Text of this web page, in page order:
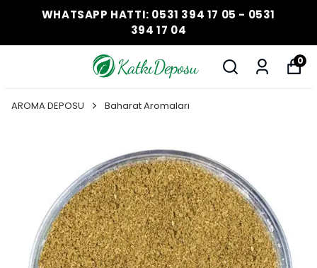
WHATSAPP HATTI: 0531 394 17 05 - 0531
394 17 04
0
AROMA DEPOSU Baharat Aromaları